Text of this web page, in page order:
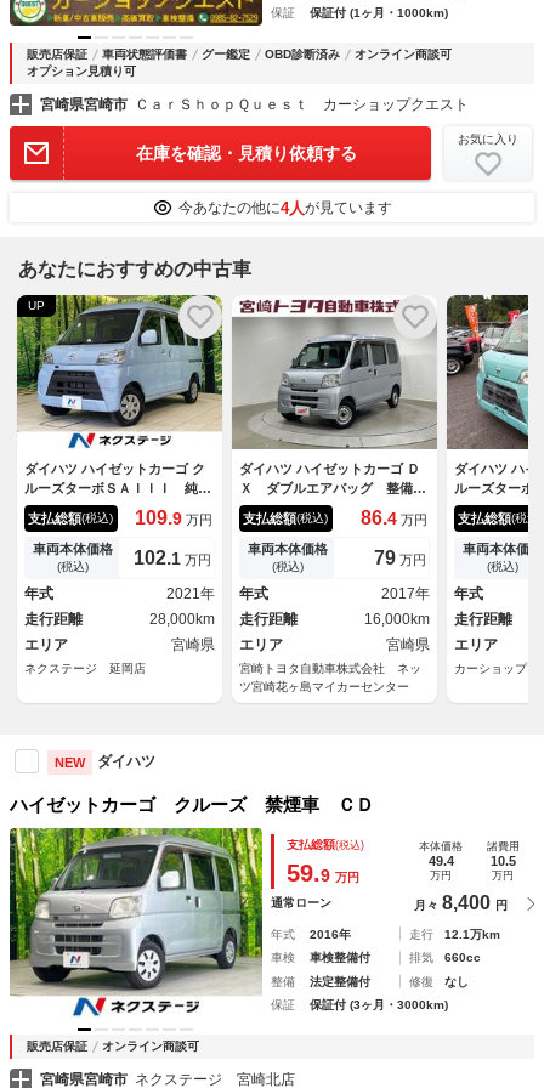
保証
保証付 (1ヶ月・1000km)
販売店保証 車両状態評価書 グー鑑定 OBD診断済み
オンライン商談可
オプション見積り可
宮崎県宮崎市 ＣａｒＳｈｏｐＱｕｅｓｔ カーショップクエスト
在庫を確認・見積り依頼する
お気に入り
今あなたの他に4人が見ています
あなたにおすすめの中古車
UP
ダイハツ ハイゼットカーゴ ク
ルーズターボＳＡＩＩＩ 純正
ＳＤナビ バックカメラ 衝突
被害軽減システム 禁煙車 ド
ラレコ コーナーセンサー ス
マートキー ＬＥＤヘッド Ｅ
ＴＣ オートハイビーム オー
トライト Ｂｌｕｅｔｏｏｔ
ｈ ＣＤ ＤＶＤ再生
支払総額(税込) 109.9 万円
車両本体価格
(税込) 102.1 万円
年式
2021年
走行距離
28,000km
エリア
宮崎県
ネクステージ 延岡店
ダイハツ ハイゼットカーゴ Ｄ
Ｘ ダブルエアバッグ 整備点
検記録簿 エアバック パワー
ウィンドゥ エアコン パワー
ステアリング
支払総額(税込) 86.4 万円
車両本体価格
(税込) 79 万円
年式
2017年
走行距離
16,000km
エリア
宮崎県
宮崎トヨタ自動車株式会社 ネッ
ツ宮崎花ヶ島マイカーセンター
ダイハツ ハイ
ルーズターボ
８年９月・ス
レーンサポー
ーレス・リア
ングストップ
支払総額(税込)
車両本体価格
(税込)
年式
走行距離
エリア
カーショップ
NEW ダイハツ
ハイゼットカーゴ クルーズ 禁煙車 ＣＤ
支払総額(税込)
59.9 万円
本体価格
49.4
万円
諸費用
10.5
万円
通常ローン 月々 8,400 円
年式 2016年 走行
12.1万km
車検
車検整備付 排気
660cc
整備
法定整備付 修復
なし
保証
保証付 (3ヶ月・3000km)
販売店保証 オンライン商談可
宮崎県宮崎市 ネクステージ 宮崎北店